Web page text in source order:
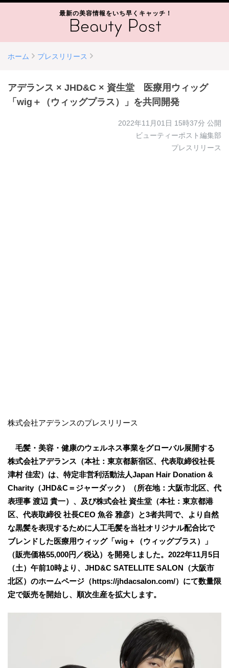
最新の美容情報をいち早くキャッチ！
ホーム プレスリリース
アデランス × JHD&C × 資生堂 医療用ウィッグ
「wig＋（ウィッグプラス）」を共同開発
2022年11月01日 15時37分 公開
ビューティーポスト編集部
プレスリリース
株式会社アデランスのプレスリリース
毛髪・美容・健康のウェルネス事業をグローバル展開する
株式会社アデランス（本社：東京都新宿区、代表取締役社長
津村 佳宏）は、特定非営利活動法人Japan Hair Donation &
Charity（JHD&C＝ジャーダック）（所在地：大阪市北区、代
表理事 渡辺 貴一）、及び株式会社 資生堂（本社：東京都港
区、代表取締役 社長CEO 魚谷 雅彦）と3者共同で、より自然
な黒髪を表現するために人工毛髪を当社オリジナル配合比で
ブレンドした医療用ウィッグ「wig＋（ウィッグプラス）」
（販売価格55,000円／税込）を開発しました。2022年11月5日
（土）午前10時より、JHD&C SATELLITE SALON（大阪市
北区）のホームページ（https://jhdacsalon.com/）にて数量限
定で販売を開始し、順次生産を拡大します。